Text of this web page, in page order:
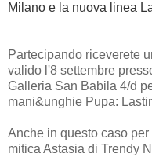
Milano e la nuova linea
Partecipando riceverete
valido l'8 settembre
Galleria San Babila 4/d
mani&unghie Pupa:
Anche in questo caso
mitica Astasia di Trendy